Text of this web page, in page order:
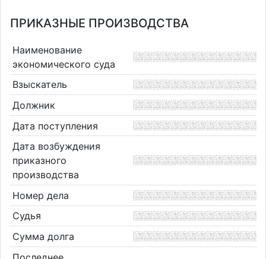
ПРИКАЗНЫЕ ПРОИЗВОДСТВА
Наименование
экономического суда
Взыскатель
Должник
Дата поступления
Дата возбуждения
приказного
производства
Номер дела
Судья
Сумма долга